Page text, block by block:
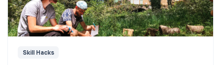
Skill Hacks